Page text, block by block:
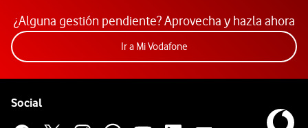
¿Alguna gestión pendiente? Aprovecha y hazla ahora
Ir a Mi VodafoneAcceder a la app Mi
Social